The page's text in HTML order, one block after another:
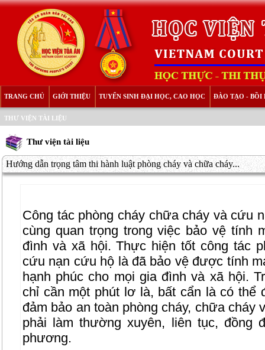
TRANG CHỦ GIỚI THIỆU TUYỂN SINH ĐẠI HỌC, CAO HỌC ĐÀO TẠO - BỒI
THƯ VIỆN TÀI LIỆU
Thư viện tài liệu
Hướng dẫn trọng tâm thi hành luật phòng cháy và chữa cháy...
Công tác phòng cháy chữa cháy và cứu
cùng quan trọng trong việc bảo vệ tính
đình và xã hội. Thực hiện tốt công tác
cứu nạn cứu hộ là đã bảo vệ được tính
hạnh phúc cho mọi gia đình và xã hội.
chỉ cần một phút lơ là, bất cẩn là có thể
đảm bảo an toàn phòng cháy, chữa cháy
phải làm thường xuyên, liên tục, đồng
phương.